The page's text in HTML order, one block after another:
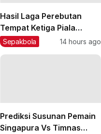
Hasil Laga Perebutan
Tempat Ketiga Piala
Presiden 2026: Persija
Sepakbola 14 hours ago
Prediksi Susunan Pemain
Singapura Vs Timnas